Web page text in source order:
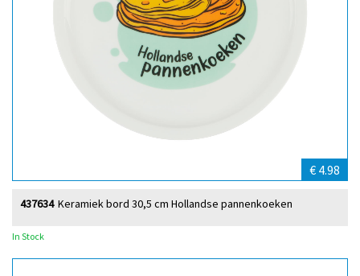
€ 4.98
Keramiek bord 30,5 cm Hollandse pannenkoeken
437634
In Stock